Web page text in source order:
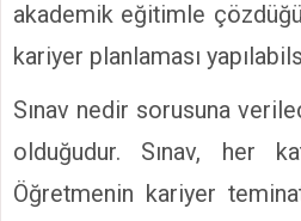
akademik eğitimle
kariyer planlaması
Sınav nedir sorusuna
olduğudur. Sınav, her
Öğretmenin kariyer